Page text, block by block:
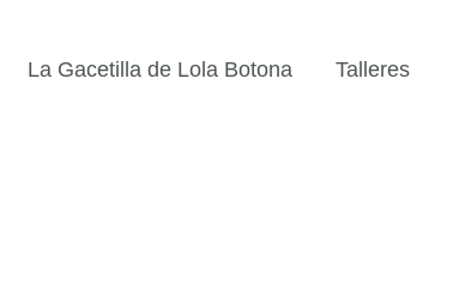
La Gacetilla de Lola Botona Talleres